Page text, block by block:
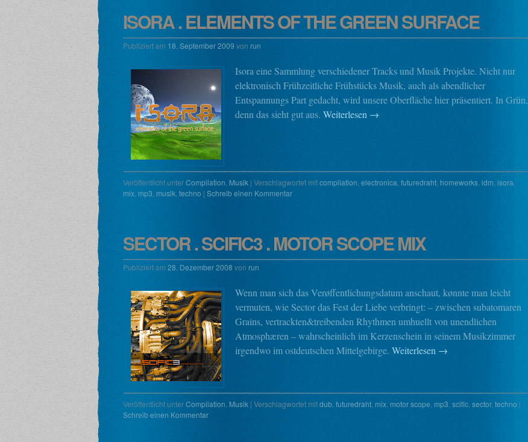
ISORA . ELEMENTS OF THE GREEN SURFACE
Publiziert am 18. September 2009 von run
Isora eine Sammlung verschiedener Tracks und Musik Projekte. Nicht nur
elektronisch Frühzeitliche Frühstücks Musik, auch als abendlicher
Entspannungs Part gedacht, wird unsere Oberfläche hier präsentiert. In Grün,
denn das sieht gut aus. Weiterlesen →
Veröffentlicht unterCompilation Musik | Verschlagwortet mitcompilation electronica futuredraht homeworks idm isora
mix mp3 musik techno | Schreib einen Kommentar
SECTOR . SCIFIC3 . MOTOR SCOPE MIX
Publiziert am 28. Dezember 2008 von run
Wenn man sich das Verøffentlichungsdatum anschaut, kønnte man leicht
vermuten, wie Sector das Fest der Liebe verbringt: – zwischen subatomaren
Grains, vertrackten&treibenden Rhythmen umhuellt von unendlichen
Atmosphæren – wahrscheinlich im Kerzenschein in seinem Musikzimmer
irgendwo im ostdeutschen Mittelgebirge. Weiterlesen →
Veröffentlicht unterCompilation, Musik | Verschlagwortet mitdub futuredraht mix motor scope mp3 scific sector, techno |
Schreib einen Kommentar